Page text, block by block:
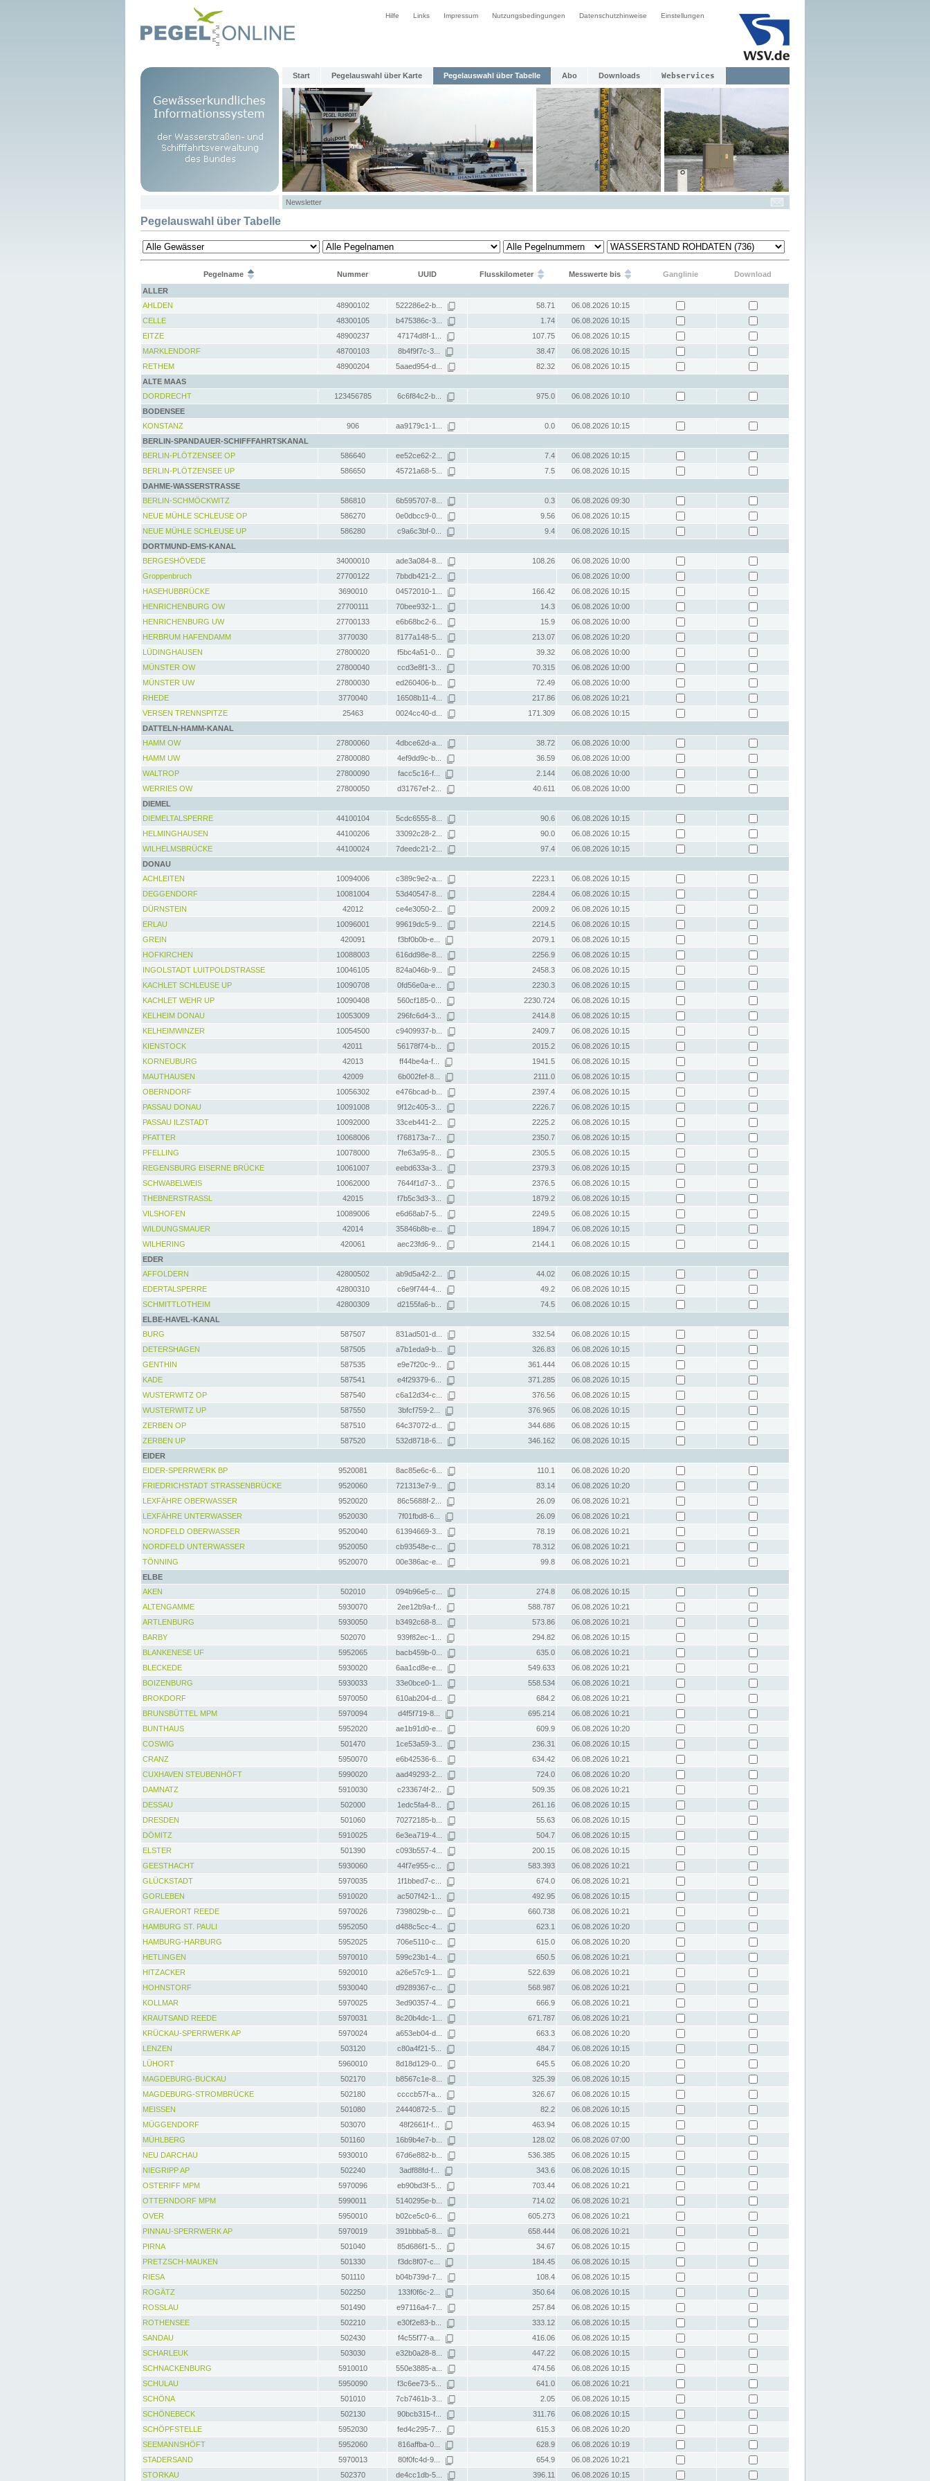
Hilfe Links Impressum Nutzungsbedingungen Datenschutzhinweise Einstellungen
Start Pegelauswahl über Karte Pegelauswahl über Tabelle Abo Downloads Webservices
Newsletter
Pegelauswahl über Tabelle
Pegelname Nummer UUID Flusskilometer Messwerte bis Ganglinie
Download
ALLER
AHLDEN
48900102 522286e2-b... 58.71
06.08.2026 10:15
CELLE
48300105 b475386c-3... 1.74
06.08.2026 10:15
EITZE
48900237 47174d8f-1... 107.75
06.08.2026 10:15
MARKLENDORF
48700103 8b4f9f7c-3... 38.47
06.08.2026 10:15
RETHEM
48900204 5aaed954-d... 82.32
06.08.2026 10:15
ALTE MAAS
DORDRECHT
123456785 6c6f84c2-b... 975.0
06.08.2026 10:10
BODENSEE
KONSTANZ
906 aa9179c1-1... 0.0
06.08.2026 10:15
BERLIN-SPANDAUER-SCHIFFFAHRTSKANAL
BERLIN-PLÖTZENSEE OP
586640 ee52ce62-2... 7.4
06.08.2026 10:15
BERLIN-PLÖTZENSEE UP
586650 45721a68-5... 7.5
06.08.2026 10:15
DAHME-WASSERSTRASSE
BERLIN-SCHMÖCKWITZ
586810 6b595707-8... 0.3
06.08.2026 09:30
NEUE MÜHLE SCHLEUSE OP
586270 0e0dbcc9-0... 9.56
06.08.2026 10:15
NEUE MÜHLE SCHLEUSE UP
586280 c9a6c3bf-0... 9.4
06.08.2026 10:15
DORTMUND-EMS-KANAL
BERGESHÖVEDE
34000010 ade3a084-8... 108.26
06.08.2026 10:00
Groppenbruch
27700122 7bbdb421-2...
06.08.2026 10:00
HASEHUBBRÜCKE
3690010 04572010-1... 166.42
06.08.2026 10:15
HENRICHENBURG OW
27700111 70bee932-1... 14.3
06.08.2026 10:00
HENRICHENBURG UW
27700133 e6b68bc2-6... 15.9
06.08.2026 10:00
HERBRUM HAFENDAMM
3770030 8177a148-5... 213.07
06.08.2026 10:20
LÜDINGHAUSEN
27800020 f5bc4a51-0... 39.32
06.08.2026 10:00
MÜNSTER OW
27800040 ccd3e8f1-3... 70.315
06.08.2026 10:00
MÜNSTER UW
27800030 ed260406-b... 72.49
06.08.2026 10:00
RHEDE
3770040 16508b11-4... 217.86
06.08.2026 10:21
VERSEN TRENNSPITZE
25463 0024cc40-d... 171.309
06.08.2026 10:15
DATTELN-HAMM-KANAL
HAMM OW
27800060 4dbce62d-a... 38.72
06.08.2026 10:00
HAMM UW
27800080 4ef9dd9c-b... 36.59
06.08.2026 10:00
WALTROP
27800090 facc5c16-f... 2.144
06.08.2026 10:00
WERRIES OW
27800050 d31767ef-2... 40.611
06.08.2026 10:00
DIEMEL
DIEMELTALSPERRE
44100104 5cdc6555-8... 90.6
06.08.2026 10:15
HELMINGHAUSEN
44100206 33092c28-2... 90.0
06.08.2026 10:15
WILHELMSBRÜCKE
44100024 7deedc21-2... 97.4
06.08.2026 10:15
DONAU
ACHLEITEN
10094006 c389c9e2-a... 2223.1
06.08.2026 10:15
DEGGENDORF
10081004 53d40547-8... 2284.4
06.08.2026 10:15
DÜRNSTEIN
42012 ce4e3050-2... 2009.2
06.08.2026 10:15
ERLAU
10096001 99619dc5-9... 2214.5
06.08.2026 10:15
GREIN
420091 f3bf0b0b-e... 2079.1
06.08.2026 10:15
HOFKIRCHEN
10088003 616dd98e-8... 2256.9
06.08.2026 10:15
INGOLSTADT LUITPOLDSTRASSE
10046105 824a046b-9... 2458.3
06.08.2026 10:15
KACHLET SCHLEUSE UP
10090708 0fd56e0a-e... 2230.3
06.08.2026 10:15
KACHLET WEHR UP
10090408 560cf185-0... 2230.724
06.08.2026 10:15
KELHEIM DONAU
10053009 296fc6d4-3... 2414.8
06.08.2026 10:15
KELHEIMWINZER
10054500 c9409937-b... 2409.7
06.08.2026 10:15
KIENSTOCK
42011 56178f74-b... 2015.2
06.08.2026 10:15
KORNEUBURG
42013 ff44be4a-f... 1941.5
06.08.2026 10:15
MAUTHAUSEN
42009 6b002fef-8... 2111.0
06.08.2026 10:15
OBERNDORF
10056302 e476bcad-b... 2397.4
06.08.2026 10:15
PASSAU DONAU
10091008 9f12c405-3... 2226.7
06.08.2026 10:15
PASSAU ILZSTADT
10092000 33ceb441-2... 2225.2
06.08.2026 10:15
PFATTER
10068006 f768173a-7... 2350.7
06.08.2026 10:15
PFELLING
10078000 7fe63a95-8... 2305.5
06.08.2026 10:15
REGENSBURG EISERNE BRÜCKE
10061007 eebd633a-3... 2379.3
06.08.2026 10:15
SCHWABELWEIS
10062000 7644f1d7-3... 2376.5
06.08.2026 10:15
THEBNERSTRASSL
42015 f7b5c3d3-3... 1879.2
06.08.2026 10:15
VILSHOFEN
10089006 e6d68ab7-5... 2249.5
06.08.2026 10:15
WILDUNGSMAUER
42014 35846b8b-e... 1894.7
06.08.2026 10:15
WILHERING
420061 aec23fd6-9... 2144.1
06.08.2026 10:15
EDER
AFFOLDERN
42800502 ab9d5a42-2... 44.02
06.08.2026 10:15
EDERTALSPERRE
42800310 c6e9f744-4... 49.2
06.08.2026 10:15
SCHMITTLOTHEIM
42800309 d2155fa6-b... 74.5
06.08.2026 10:15
ELBE-HAVEL-KANAL
BURG
587507 831ad501-d... 332.54
06.08.2026 10:15
DETERSHAGEN
587505 a7b1eda9-b... 326.83
06.08.2026 10:15
GENTHIN
587535 e9e7f20c-9... 361.444
06.08.2026 10:15
KADE
587541 e4f29379-6... 371.285
06.08.2026 10:15
WUSTERWITZ OP
587540 c6a12d34-c... 376.56
06.08.2026 10:15
WUSTERWITZ UP
587550 3bfcf759-2... 376.965
06.08.2026 10:15
ZERBEN OP
587510 64c37072-d... 344.686
06.08.2026 10:15
ZERBEN UP
587520 532d8718-6... 346.162
06.08.2026 10:15
EIDER
EIDER-SPERRWERK BP
9520081 8ac85e6c-6... 110.1
06.08.2026 10:20
FRIEDRICHSTADT STRASSENBRÜCKE
9520060 721313e7-9... 83.14
06.08.2026 10:20
LEXFÄHRE OBERWASSER
9520020 86c5688f-2... 26.09
06.08.2026 10:21
LEXFÄHRE UNTERWASSER
9520030 7f01fbd8-6... 26.09
06.08.2026 10:21
NORDFELD OBERWASSER
9520040 61394669-3... 78.19
06.08.2026 10:21
NORDFELD UNTERWASSER
9520050 cb93548e-c... 78.312
06.08.2026 10:21
TÖNNING
9520070 00e386ac-e... 99.8
06.08.2026 10:21
ELBE
AKEN
502010 094b96e5-c... 274.8
06.08.2026 10:15
ALTENGAMME
5930070 2ee12b9a-f... 588.787
06.08.2026 10:21
ARTLENBURG
5930050 b3492c68-8... 573.86
06.08.2026 10:21
BARBY
502070 939f82ec-1... 294.82
06.08.2026 10:15
BLANKENESE UF
5952065 bacb459b-0... 635.0
06.08.2026 10:21
BLECKEDE
5930020 6aa1cd8e-e... 549.633
06.08.2026 10:21
BOIZENBURG
5930033 33e0bce0-1... 558.534
06.08.2026 10:21
BROKDORF
5970050 610ab204-d... 684.2
06.08.2026 10:21
BRUNSBÜTTEL MPM
5970094 d4f5f719-8... 695.214
06.08.2026 10:21
BUNTHAUS
5952020 ae1b91d0-e... 609.9
06.08.2026 10:20
COSWIG
501470 1ce53a59-3... 236.31
06.08.2026 10:15
CRANZ
5950070 e6b42536-6... 634.42
06.08.2026 10:21
CUXHAVEN STEUBENHÖFT
5990020 aad49293-2... 724.0
06.08.2026 10:20
DAMNATZ
5910030 c233674f-2... 509.35
06.08.2026 10:21
DESSAU
502000 1edc5fa4-8... 261.16
06.08.2026 10:15
DRESDEN
501060 70272185-b... 55.63
06.08.2026 10:15
DÖMITZ
5910025 6e3ea719-4... 504.7
06.08.2026 10:15
ELSTER
501390 c093b557-4... 200.15
06.08.2026 10:15
GEESTHACHT
5930060 44f7e955-c... 583.393
06.08.2026 10:21
GLÜCKSTADT
5970035 1f1bbed7-c... 674.0
06.08.2026 10:21
GORLEBEN
5910020 ac507f42-1... 492.95
06.08.2026 10:15
GRAUERORT REEDE
5970026 7398029b-c... 660.738
06.08.2026 10:21
HAMBURG ST. PAULI
5952050 d488c5cc-4... 623.1
06.08.2026 10:20
HAMBURG-HARBURG
5952025 706e5110-c... 615.0
06.08.2026 10:20
HETLINGEN
5970010 599c23b1-4... 650.5
06.08.2026 10:21
HITZACKER
5920010 a26e57c9-1... 522.639
06.08.2026 10:21
HOHNSTORF
5930040 d9289367-c... 568.987
06.08.2026 10:21
KOLLMAR
5970025 3ed90357-4... 666.9
06.08.2026 10:21
KRAUTSAND REEDE
5970031 8c20b4dc-1... 671.787
06.08.2026 10:21
KRÜCKAU-SPERRWERK AP
5970024 a653eb04-d... 663.3
06.08.2026 10:20
LENZEN
503120 c80a4f21-5... 484.7
06.08.2026 10:15
LÜHORT
5960010 8d18d129-0... 645.5
06.08.2026 10:20
MAGDEBURG-BUCKAU
502170 b8567c1e-8... 325.39
06.08.2026 10:15
MAGDEBURG-STROMBRÜCKE
502180 ccccb57f-a... 326.67
06.08.2026 10:15
MEISSEN
501080 24440872-5... 82.2
06.08.2026 10:15
MÜGGENDORF
503070 48f2661f-f... 463.94
06.08.2026 10:15
MÜHLBERG
501160 16b9b4e7-b... 128.02
06.08.2026 07:00
NEU DARCHAU
5930010 67d6e882-b... 536.385
06.08.2026 10:15
NIEGRIPP AP
502240 3adf88fd-f... 343.6
06.08.2026 10:15
OSTERIFF MPM
5970096 eb90bd3f-5... 703.44
06.08.2026 10:21
OTTERNDORF MPM
5990011 5140295e-b... 714.02
06.08.2026 10:21
OVER
5950010 b02ce5c0-6... 605.273
06.08.2026 10:21
PINNAU-SPERRWERK AP
5970019 391bbba5-8... 658.444
06.08.2026 10:21
PIRNA
501040 85d686f1-5... 34.67
06.08.2026 10:15
PRETZSCH-MAUKEN
501330 f3dc8f07-c... 184.45
06.08.2026 10:15
RIESA
501110 b04b739d-7... 108.4
06.08.2026 10:15
ROGÄTZ
502250 133f0f6c-2... 350.64
06.08.2026 10:15
ROSSLAU
501490 e97116a4-7... 257.84
06.08.2026 10:15
ROTHENSEE
502210 e30f2e83-b... 333.12
06.08.2026 10:15
SANDAU
502430 f4c55f77-a... 416.06
06.08.2026 10:15
SCHARLEUK
503030 e32b0a28-8... 447.22
06.08.2026 10:15
SCHNACKENBURG
5910010 550e3885-a... 474.56
06.08.2026 10:15
SCHULAU
5950090 f3c6ee73-5... 641.0
06.08.2026 10:21
SCHÖNA
501010 7cb7461b-3... 2.05
06.08.2026 10:15
SCHÖNEBECK
502130 90bcb315-f... 311.76
06.08.2026 10:15
SCHÖPFSTELLE
5952030 fed4c295-7... 615.3
06.08.2026 10:20
SEEMANNSHÖFT
5952060 816affba-0... 628.9
06.08.2026 10:19
STADERSAND
5970013 80f0fc4d-9... 654.9
06.08.2026 10:21
STORKAU
502370 de4cc1db-5... 396.11 06.08.2026 10:15